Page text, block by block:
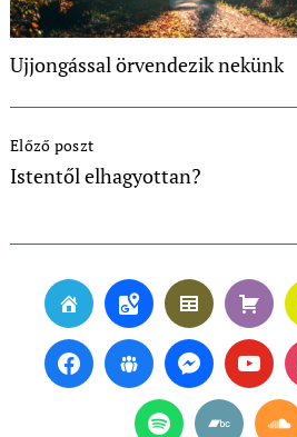
Ujjongással örvendezik nekünk
Navigation
Előző poszt
Istentől elhagyottan?